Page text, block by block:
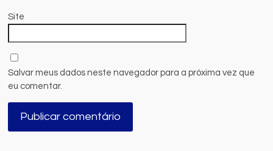
Site
Salvar meus dados neste navegador para a próxima vez que
eu comentar.